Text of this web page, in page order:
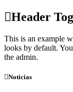
Skip
toHeader
This is an example
looks by default.
the admin.
Noticias